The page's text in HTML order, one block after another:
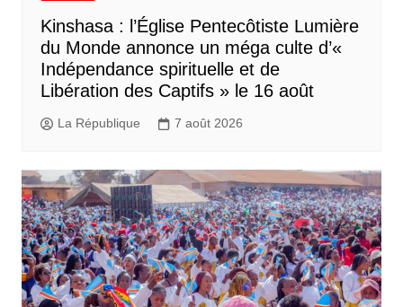
Kinshasa : l’Église Pentecôtiste Lumière
du Monde annonce un méga culte d’«
Indépendance spirituelle et de
Libération des Captifs » le 16 août
La République 7 août 2026